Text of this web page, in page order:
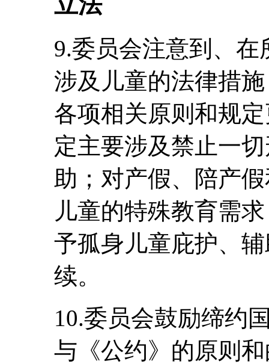
9.委员会注意到、
涉及儿童的法律措
各项相关原则和规
定主要涉及禁止一
助；对产假、陪产
儿童的特殊教育需
予孤身儿童庇护、
续。
10.委员会鼓励缔约
与《公约》的原则